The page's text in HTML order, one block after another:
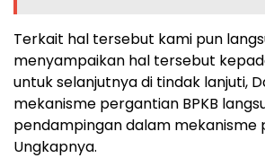
Terkait hal tersebut kami pun
menyampaikan hal tersebut
untuk selanjutnya di tindak lanjuti,
mekanisme pergantian BPKB
pendampingan dalam mekanisme
Ungkapnya.